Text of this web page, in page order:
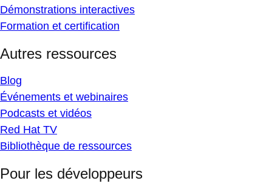
Démonstrations interactives
Formation et certification
Autres ressources
Blog
Événements et webinaires
Podcasts et vidéos
Red Hat TV
Bibliothèque de ressources
Pour les développeurs